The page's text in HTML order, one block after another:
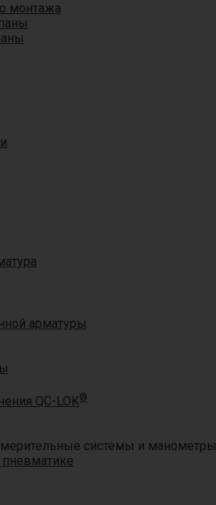
монтажа
арматуры
QC-LOK®
системы и манометры